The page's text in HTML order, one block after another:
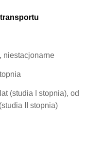
niestacjonarne
(studia I stopnia), od
II stopnia)